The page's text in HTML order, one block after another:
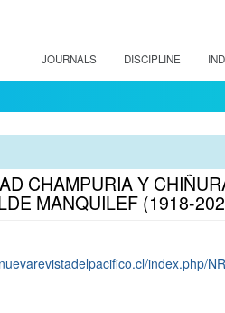
JOURNALS DISCIPLINE
CHAMPURIA Y
MANQUILEF (1918-
index.php/